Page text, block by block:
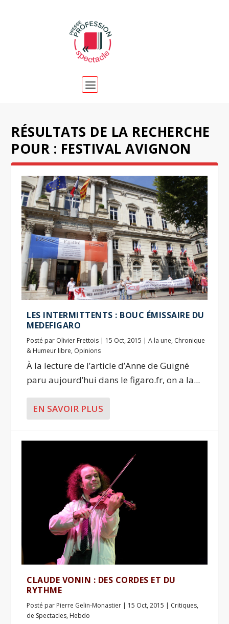
RÉSULTATS DE LA RECHERCHE
POUR : FESTIVAL AVIGNON
LES INTERMITTENTS : BOUC ÉMISSAIRE DU
MEDEFIGARO
Posté par Olivier Frettois | 15 Oct, 2015 |A la une, Chronique
& Humeur libre, Opinions
À la lecture de l’article d’Anne de Guigné
paru aujourd’hui dans le figaro.fr, on a la...
EN SAVOIR PLUS
CLAUDE VONIN : DES CORDES ET DU
RYTHME
Posté par Pierre Gelin-Monastier | 15 Oct, 2015 | Critiques,
de Spectacles, Hebdo